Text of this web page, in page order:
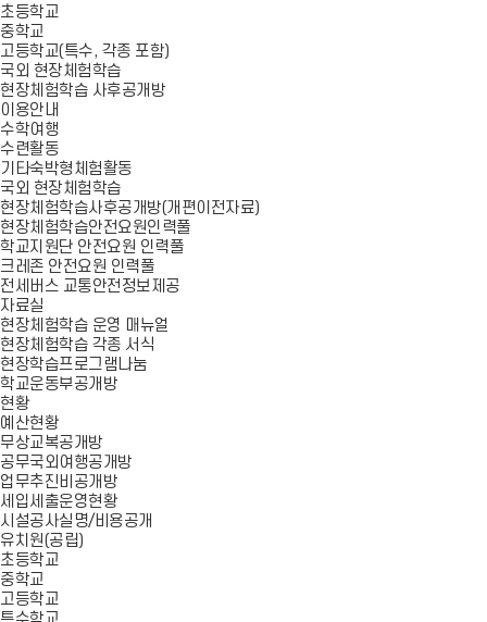
초등학교
중학교
고등학교(특수, 각종 포함)
국외 현장체험학습
현장체험학습 사후공개방
이용안내
수학여행
수련활동
기타숙박형체험활동
국외 현장체험학습
현장체험학습사후공개방(개편이전자료)
현장체험학습안전요원인력풀
학교지원단 안전요원 인력풀
크레존 안전요원 인력풀
전세버스 교통안전정보제공
자료실
현장체험학습 운영 매뉴얼
현장체험학습 각종 서식
현장학습프로그램나눔
학교운동부공개방
현황
예산현황
무상교복공개방
공무국외여행공개방
업무추진비공개방
세입세출운영현황
시설공사실명/비용공개
유치원(공립)
초등학교
중학교
고등학교